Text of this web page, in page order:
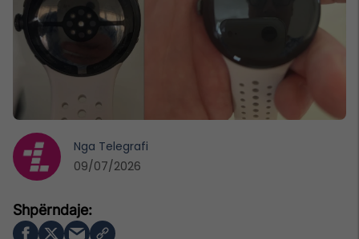
Nga Telegrafi
09/07/2026